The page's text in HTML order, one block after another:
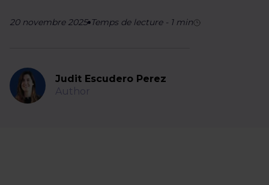
20 novembre 2025 Temps de lecture- 1min
Judit Escudero Perez
Author